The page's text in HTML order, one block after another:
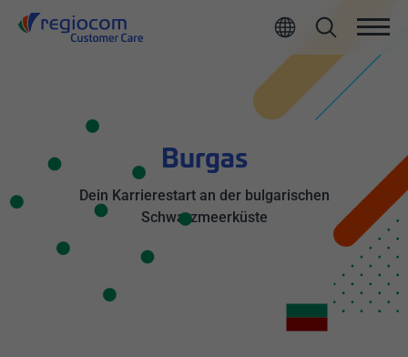
Burgas
Dein Karrierestart an der bulgarischen
Schwarzmeerküste